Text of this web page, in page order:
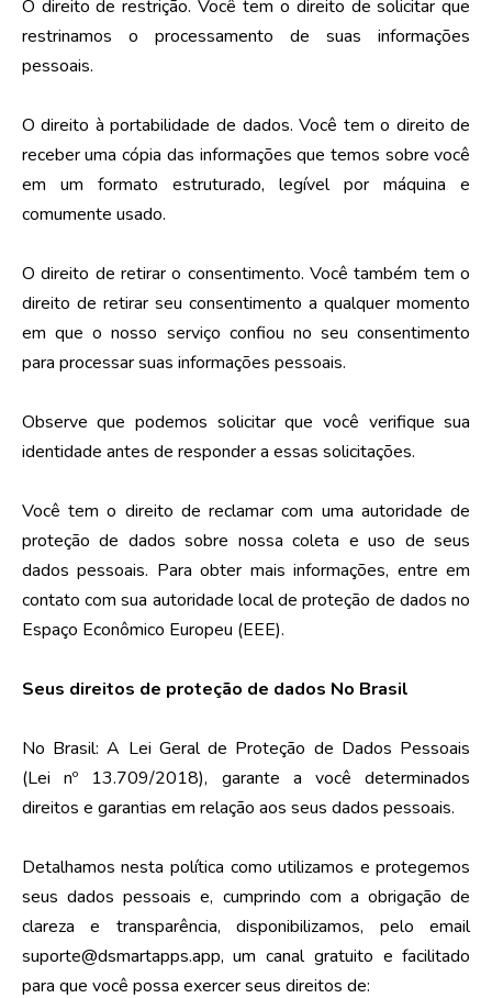
O direito de restrição. Você tem o direito de solicitar que
restrinamos o processamento de suas informações
pessoais.
O direito à portabilidade de dados. Você tem o direito de
receber uma cópia das informações que temos sobre você
em um formato estruturado, legível por máquina e
comumente usado.
O direito de retirar o consentimento. Você também tem o
direito de retirar seu consentimento a qualquer momento
em que o nosso serviço confiou no seu consentimento
para processar suas informações pessoais.
Observe que podemos solicitar que você verifique sua
identidade antes de responder a essas solicitações.
Você tem o direito de reclamar com uma autoridade de
proteção de dados sobre nossa coleta e uso de seus
dados pessoais. Para obter mais informações, entre em
contato com sua autoridade local de proteção de dados no
Espaço Econômico Europeu (EEE).
Seus direitos de proteção de dados No Brasil
No Brasil: A Lei Geral de Proteção de Dados Pessoais
(Lei nº 13.709/2018), garante a você determinados
direitos e garantias em relação aos seus dados pessoais.
Detalhamos nesta política como utilizamos e protegemos
seus dados pessoais e, cumprindo com a obrigação de
clareza e transparência, disponibilizamos, pelo email
suporte@dsmartapps.app, um canal gratuito e facilitado
para que você possa exercer seus direitos de: